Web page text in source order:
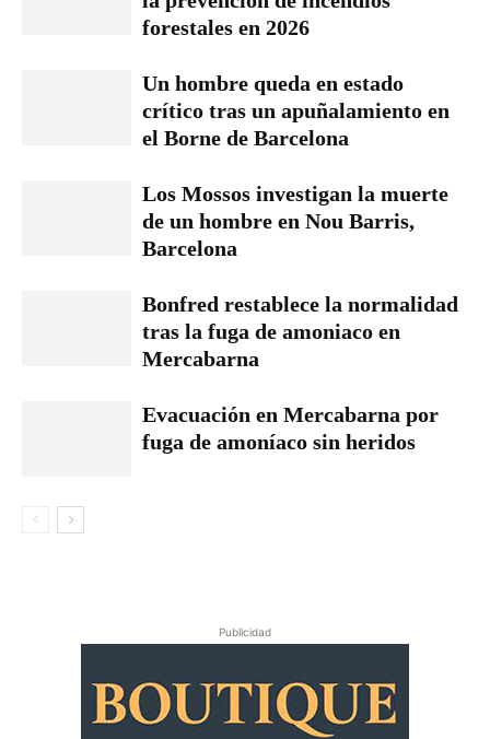
forestales en 2026
Un hombre queda en estado
crítico tras un apuñalamiento en
el Borne de Barcelona
Los Mossos investigan la muerte
de un hombre en Nou Barris,
Barcelona
Bonfred restablece la normalidad
tras la fuga de amoniaco en
Mercabarna
Evacuación en Mercabarna por
fuga de amoníaco sin heridos
Publicidad